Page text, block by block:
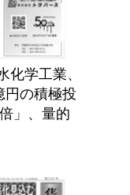
化学工業、
円の積極投
」、量的